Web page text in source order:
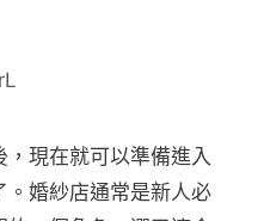
現在就可以準備進入
。婚紗店通常是新人必